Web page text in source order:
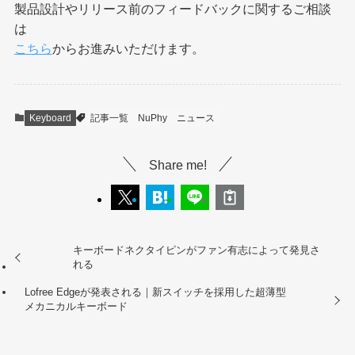
製品設計やリリース前のフィードバックに関するご相談
は
こちらからお進みいただけます。
Keyboard 記事一覧 NuPhy ニュース
Share me!
キーボードネクタイピンがファン有志によって発見さ
れる
Lofree Edgeが発表される｜新スイッチを採用した超薄型
メカニカルキーボード